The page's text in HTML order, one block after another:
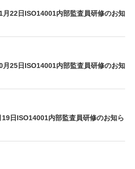
22日ISO14001内部監査員研修のお知
25日ISO14001内部監査員研修のお知
日ISO14001内部監査員研修のお知ら